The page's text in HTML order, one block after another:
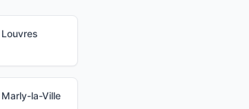
Louvres
Marly-la-Ville